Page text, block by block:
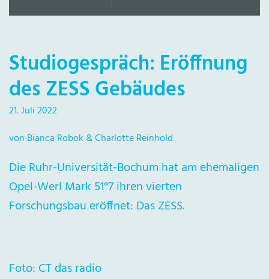
Studiogespräch: Eröffnung
des ZESS Gebäudes
21. Juli 2022
von Bianca Robok & Charlotte Reinhold
Die Ruhr-Universität-Bochum hat am ehemaligen
Opel-Werl Mark 51°7 ihren vierten
Forschungsbau eröffnet: Das ZESS.
Foto: CT das radio